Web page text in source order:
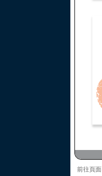
前往頁面